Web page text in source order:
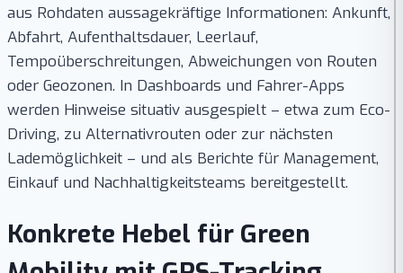
aus Rohdaten aussagekräftige Informationen: Ankunft,
Abfahrt, Aufenthaltsdauer, Leerlauf,
Tempoüberschreitungen, Abweichungen von Routen
oder Geozonen. In Dashboards und Fahrer-Apps
werden Hinweise situativ ausgespielt – etwa zum Eco-
Driving, zu Alternativrouten oder zur nächsten
Lademöglichkeit – und als Berichte für Management,
Einkauf und Nachhaltigkeitsteams bereitgestellt.
Konkrete Hebel für Green